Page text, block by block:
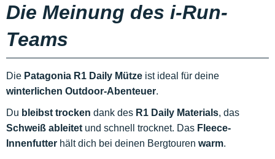
Die Meinung des i-Run-
Teams
Die Patagonia R1 Daily Mütze ist ideal für deine
winterlichen Outdoor-Abenteuer.
Du bleibst trocken dank des R1 Daily Materials, das
Schweiß ableitet und schnell trocknet. Das Fleece-
Innenfutter hält dich bei deinen Bergtouren warm.